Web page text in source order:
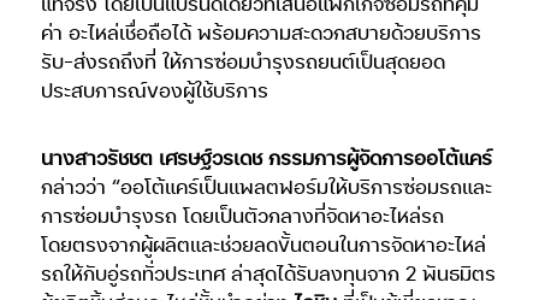
ค่า อะไหล่เชื่อถือได้ พร้อมความสะดวกสบายด้วยบริการ
รับ-ส่งรถถึงที่ ให้การซ่อมบำรุงรถยนต์เป็นสุดยอด
ประสบการณ์ของผู้ใช้บริการ
นางสาวรัชชต เศรษฐ์วรเดช กรรมการผู้จัดการออโต้แคร์
กล่าวว่า “ออโต้แคร์เป็นแพลตฟอร์มให้บริการซ่อมรถและ
การซ่อมบำรุงรถ โดยเป็นตัวกลางที่จัดหาอะไหล่รถ
โดยตรงจากผู้ผลิตและช่วยลดขั้นตอนในการจัดหาอะไหล่
รถให้กับอู่รถทั่วประเทศ ล่าสุดได้รับลงทุนจาก 2 พันธมิตร